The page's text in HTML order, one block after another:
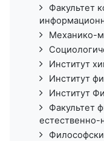
Факультет
Механико-
Институт
Институт
Институт
Факультет
естественно-